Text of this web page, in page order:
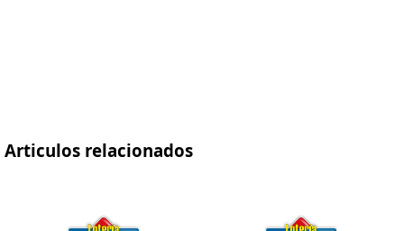
Articulos relacionados